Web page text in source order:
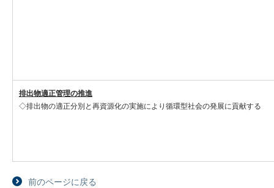
排出物適正管理の推進
◇排出物の適正分別と再資源化の実施により循環型社会の発展に貢献する
前のページに戻る